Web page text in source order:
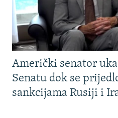
Američki senator
Senatu dok se
sankcijama Rusiji i